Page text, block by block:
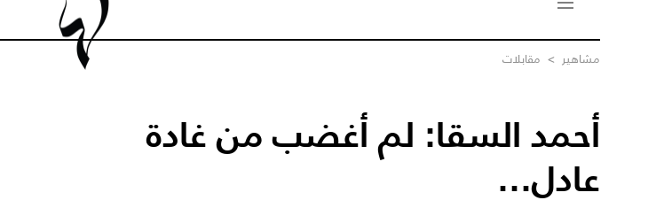
مشاهير > مقابلات
أحمد السقا: لم أغضب من غادة
عادل...